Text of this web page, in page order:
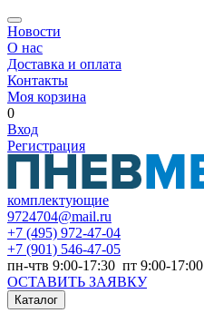
Новости
О нас
Доставка и оплата
Контакты
Моя корзина
0
Вход
Регистрация
комплектующие
9724704@mail.ru
+7 (495) 972-47-04
+7 (901) 546-47-05
пн-чтв 9:00-17:30 пт 9:00-17:00
ОСТАВИТЬ ЗАЯВКУ
Каталог